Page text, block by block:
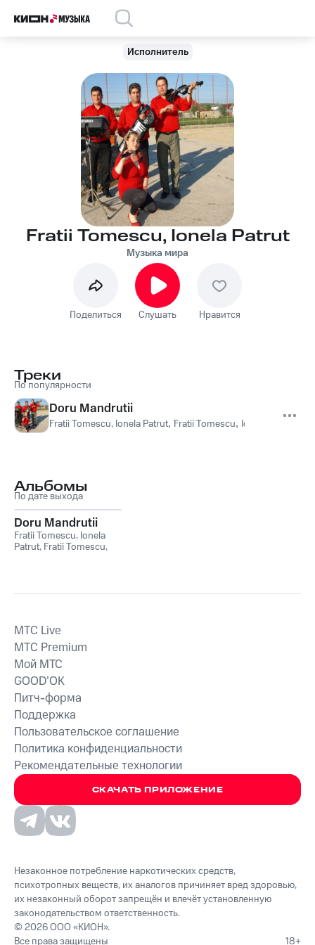
Исполнитель
Fratii Tomescu, Ionela Patrut
Музыка мира
Поделиться Слушать Нравится
Треки
По популярности
Doru Mandrutii
Fratii Tomescu, Ionela Patrut, Fratii Tomescu, Ionela Patrut
Альбомы
По дате выхода
Doru Mandrutii
Fratii Tomescu, Ionela
Patrut, Fratii Tomescu,
СКАЧАТЬ ПРИЛОЖЕНИЕ
MTС Live
MTС Premium
Мой МТС
GOOD’OK
Питч-форма
Поддержка
Пользовательское соглашение
Политика конфиденциальности
Рекомендательные технологии
Незаконное потребление наркотических средств,
психотропных веществ, их аналогов причиняет вред здоровью,
их незаконный оборот запрещён и влечёт установленную
законодательством ответственность.
© 2026 ООО «КИОН».
Все права защищены
18+